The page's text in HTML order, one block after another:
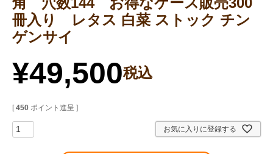
冊入り レタス 白菜 ストック チン
ゲンサイ
¥49,500税込
[ 450 ポイント進呈 ]
お気に入りに登録する